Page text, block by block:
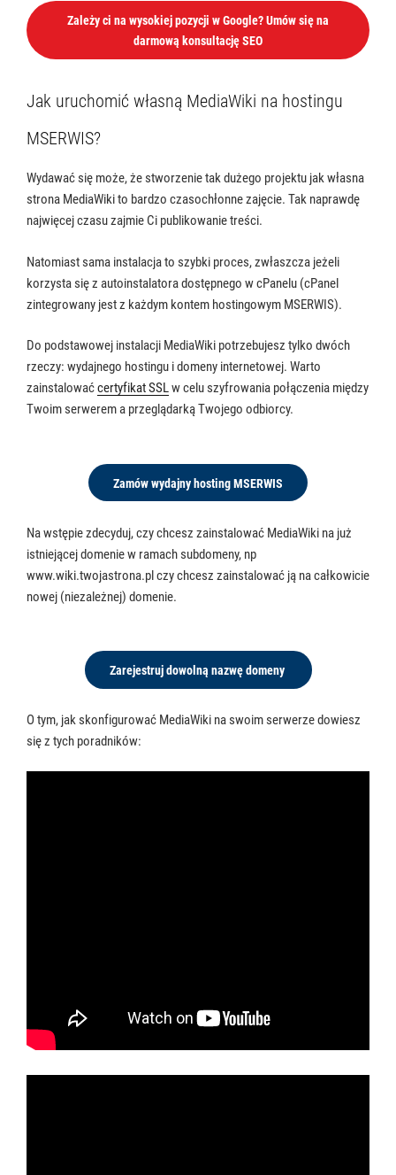
Zależy ci na wysokiej pozycji w Google? Umów się na
darmową konsultację SEO
Jak uruchomić własną MediaWiki na hostingu
MSERWIS?
Wydawać się może, że stworzenie tak dużego projektu jak własna
strona MediaWiki to bardzo czasochłonne zajęcie. Tak naprawdę
najwięcej czasu zajmie Ci publikowanie treści.
Natomiast sama instalacja to szybki proces, zwłaszcza jeżeli
korzysta się z autoinstalatora dostępnego w cPanelu (cPanel
zintegrowany jest z każdym kontem hostingowym MSERWIS).
Do podstawowej instalacji MediaWiki potrzebujesz tylko dwóch
rzeczy: wydajnego hostingu i domeny internetowej. Warto
zainstalowaćcertyfikat SSLw celu szyfrowania połączenia między
Twoim serwerem a przeglądarką Twojego odbiorcy.
Zamów wydajny hosting MSERWIS
Na wstępie zdecyduj, czy chcesz zainstalować MediaWiki na już
istniejącej domenie w ramach subdomeny, np
www.wiki.twojastrona.pl czy chcesz zainstalować ją na całkowicie
nowej (niezależnej) domenie.
Zarejestruj dowolną nazwę domeny
O tym, jak skonfigurować MediaWiki na swoim serwerze dowiesz
się z tych poradników: